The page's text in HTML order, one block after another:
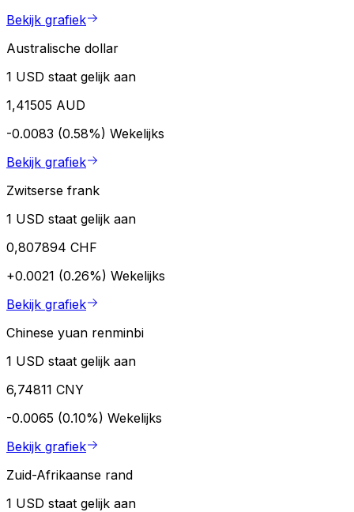
Bekijk grafiek
Australische dollar
1 USD staat gelijk aan
1,41505 AUD
-0.0083 (0.58%) Wekelijks
Bekijk grafiek
Zwitserse frank
1 USD staat gelijk aan
0,807894 CHF
+0.0021 (0.26%) Wekelijks
Bekijk grafiek
Chinese yuan renminbi
1 USD staat gelijk aan
6,74811 CNY
-0.0065 (0.10%) Wekelijks
Bekijk grafiek
Zuid-Afrikaanse rand
1 USD staat gelijk aan